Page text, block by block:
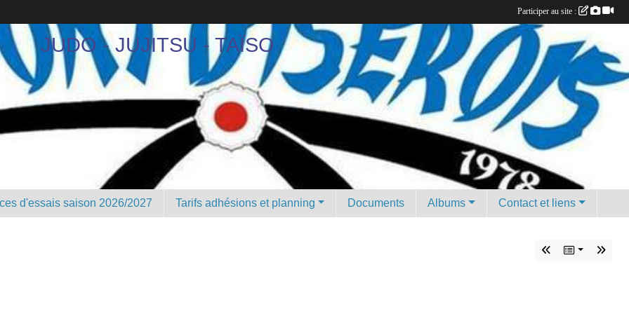
JUDO - JUJITSU - TAÏSO
d'essais saison 2026/2027 Tarifs adhésions et planning Documents Albums Contact et liens
Participer au site :